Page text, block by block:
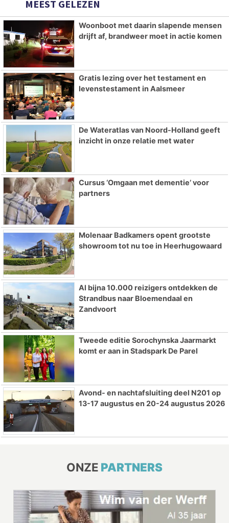
MEEST GELEZEN
Woonboot met daarin slapende mensen
drijft af, brandweer moet in actie komen
Gratis lezing over het testament en
levenstestament in Aalsmeer
De Wateratlas van Noord-Holland geeft
inzicht in onze relatie met water
Cursus ‘Omgaan met dementie’ voor
partners
Molenaar Badkamers opent grootste
showroom tot nu toe in Heerhugowaard
Al bijna 10.000 reizigers ontdekken de
Strandbus naar Bloemendaal en
Zandvoort
Tweede editie Sorochynska Jaarmarkt
komt er aan in Stadspark De Parel
Avond- en nachtafsluiting deel N201 op
13-17 augustus en 20-24 augustus 2026
ONZE PARTNERS